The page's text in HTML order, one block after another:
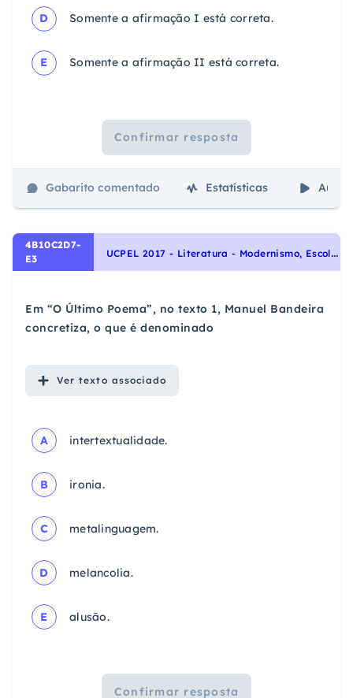
D Somente a afirmação I está correta.
E Somente a afirmação II está correta.
Confirmar resposta
Gabarito comentado Estatísticas Aulas
4B10C2D7-
E3
U
CPEL 2017 - Literatura - Modernismo, Escolas Literárias
Em “O Último Poema”, no texto 1, Manuel Bandeira
concretiza, o que é denominado
Ver texto associado
A intertextualidade.
B ironia.
C metalinguagem.
D melancolia.
E alusão.
Confirmar resposta